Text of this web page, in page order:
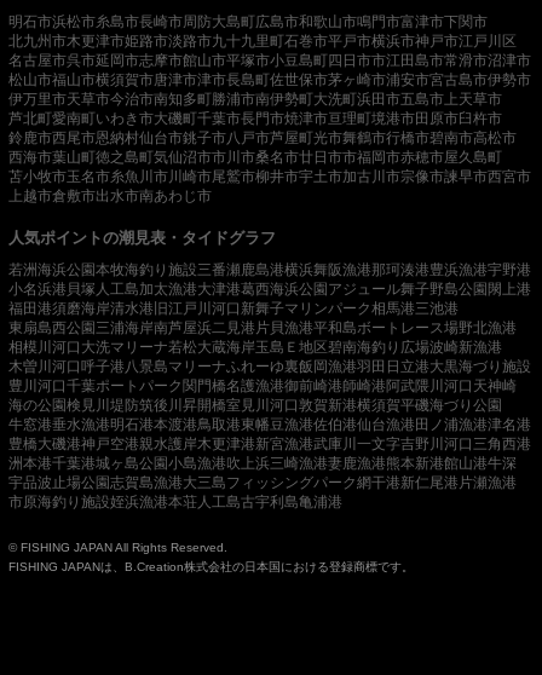
明石市浜松市糸島市長崎市周防大島町広島市和歌山市鳴門市富津市下関市
北九州市木更津市姫路市淡路市九十九里町石巻市平戸市横浜市神戸市江戸川区
名古屋市呉市延岡市志摩市館山市平塚市小豆島町四日市市江田島市常滑市沼津市
松山市福山市横須賀市唐津市津市長島町佐世保市茅ヶ崎市浦安市宮古島市伊勢市
伊万里市天草市今治市南知多町勝浦市南伊勢町大洗町浜田市五島市 上天草市
芦北町愛南町いわき市大磯町千葉市長門市焼津市亘理町境港市田原市臼杵市
鈴鹿市西尾市恩納村仙台市銚子市八戸市芦屋町光市舞鶴市行橋市碧南市高松市
西海市葉山町徳之島町気仙沼市市川市桑名市廿日市市福岡市赤穂市屋久島町
苫小牧市玉名市糸魚川市 川崎市尾鷲市柳井市宇土市加古川市宗像市諫早市西宮市
上越市倉敷市出水市南あわじ市
人気ポイントの潮見表・タイドグラフ
若洲海浜公園本牧海釣り施設三番瀬 鹿島港横浜舞阪漁港那珂湊港豊浜漁港宇野港
小名浜港 貝塚人工島加太漁港大津港葛西海浜公園アジュール舞子野島公園閖上港
福田港須磨海岸清水港 旧江戸川河口 新舞子マリンパーク相馬港三池港
東扇島西公園三浦海岸南芦屋浜二見港 片貝漁港平和島ボートレース場野北漁港
相模川河口 大洗マリーナ若松大蔵海岸玉島Ｅ地区碧南海釣り広場波崎新漁港
木曽川河口呼子港 八景島マリーナふれーゆ裏飯岡漁港羽田 日立港大黒海づり施設
豊川河口千葉ポートパーク関門橋名護漁港御前崎港師崎港阿武隈川河口 天神崎
海の公園検見川堤防筑後川昇開橋室見川河口敦賀新港横須賀平磯海づり公園
牛窓港垂水漁港明石港本渡港鳥取港東幡豆漁港佐伯港仙台漁港田ノ浦漁港津名港
豊橋大磯港神戸空港親水護岸木更津港新宮漁港武庫川一文字吉野川河口 三角西港
洲本港千葉港城ヶ島公園小島漁港吹上浜三崎漁港妻鹿漁港熊本新港館山港牛深
宇品波止場公園志賀島漁港大三島フィッシングパーク網干港新仁尾港 片瀬漁港
市原海釣り施設姪浜漁港本荘人工島古宇利島亀浦港
© FISHING JAPAN All Rights Reserved.
FISHING JAPANは、B.Creation株式会社の日本国における登録商標です。